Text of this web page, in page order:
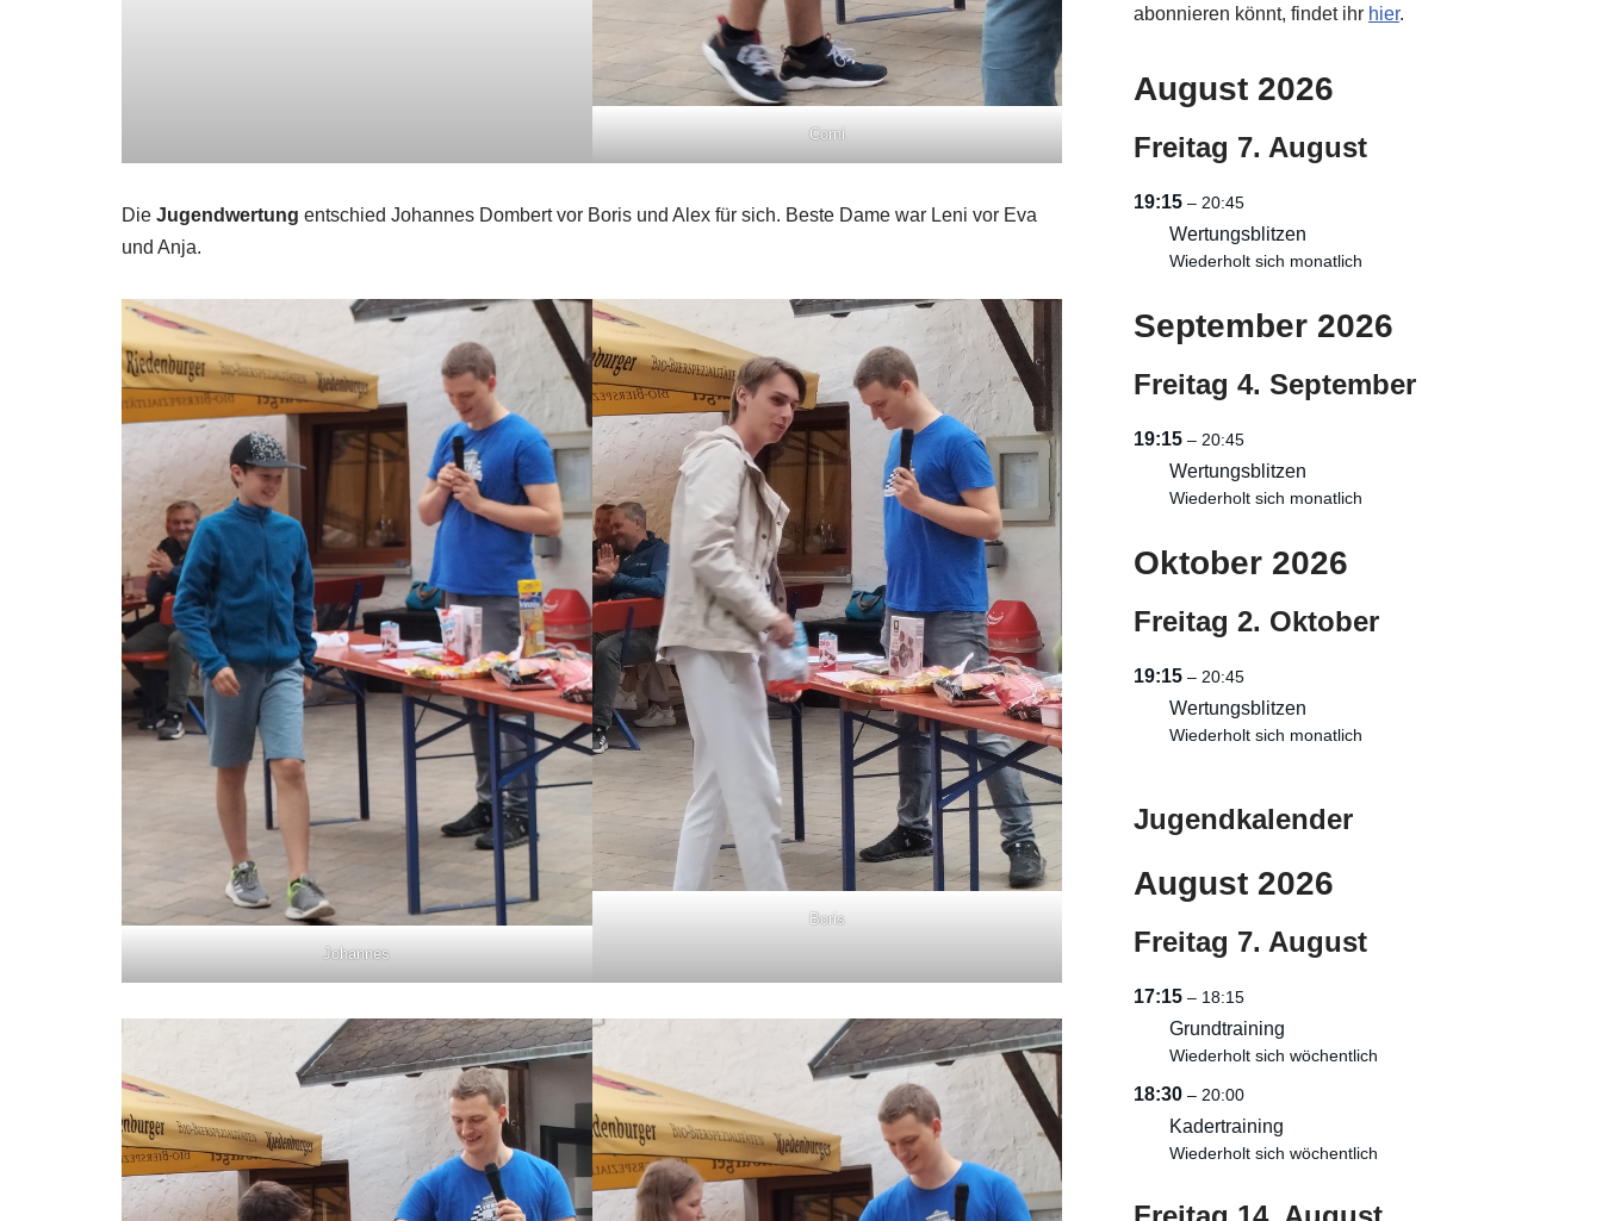
Corni
Die Jugendwertung entschied Johannes Dombert vor Boris und Alex für sich. Beste Dame war Leni vor Eva
und Anja.
Johannes
Boris
abonnieren könnt, findet ihr hier.
August 2026
Freitag 7. August
19:15 – 20:45
Wertungsblitzen
Wiederholt sich monatlich
September 2026
Freitag 4. September
19:15 – 20:45
Wertungsblitzen
Wiederholt sich monatlich
Oktober 2026
Freitag 2. Oktober
19:15 – 20:45
Wertungsblitzen
Wiederholt sich monatlich
Jugendkalender
August 2026
Freitag 7. August
17:15 – 18:15
Grundtraining
Wiederholt sich wöchentlich
18:30 – 20:00
Kadertraining
Wiederholt sich wöchentlich